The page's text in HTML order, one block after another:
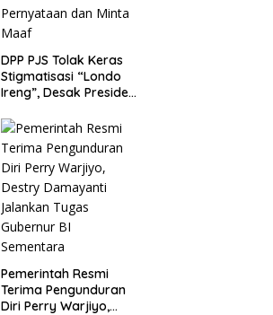
DPP PJS Tolak Keras
Stigmatisasi “Londo
Ireng”, Desak Presiden
Pernyataan dan Minta
Maaf
Pemerintah Resmi
Terima Pengunduran
Diri Perry Warjiyo,